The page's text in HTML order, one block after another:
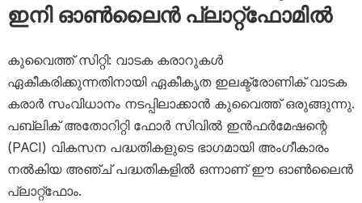
ഇനി ഓൺലൈൻ പ്ലാറ്റ്‌ഫോമിൽ
കുവൈത്ത് സിറ്റി: വാടക കരാറുകൾ
ഏകീകരിക്കുന്നതിനായി ഏകീകൃത ഇലക്ട്രോണിക് വാടക
കരാർ സംവിധാനം നടപ്പിലാക്കാൻ കുവൈത്ത് ഒരുങ്ങുന്നു.
പബ്ലിക് അതോറിറ്റി ഫോർ സിവിൽ ഇൻഫർമേഷന്റെ
(PACI) വികസന പദ്ധതികളുടെ ഭാഗമായി അംഗീകാരം
നൽകിയ അഞ്ച് പദ്ധതികളിൽ ഒന്നാണ് ഈ ഓൺലൈൻ
പ്ലാറ്റ്‌ഫോം.